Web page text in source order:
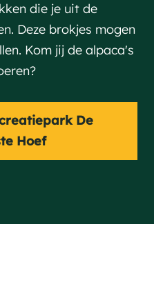
die je uit de
Deze brokjes mogen
Kom jij de alpaca's
De
Hoef